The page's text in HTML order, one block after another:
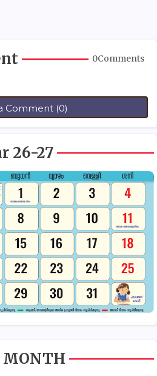
0Comments
Comment (0)
26-27
MONTH